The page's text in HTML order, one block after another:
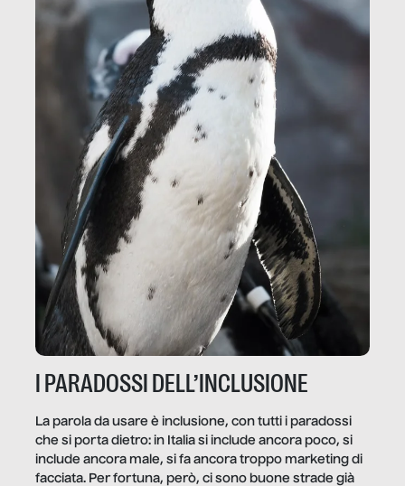
I PARADOSSI DELL’INCLUSIONE
La parola da usare è inclusione, con tutti i paradossi
che si porta dietro: in Italia si include ancora poco, si
include ancora male, si fa ancora troppo marketing di
facciata. Per fortuna, però, ci sono buone strade già